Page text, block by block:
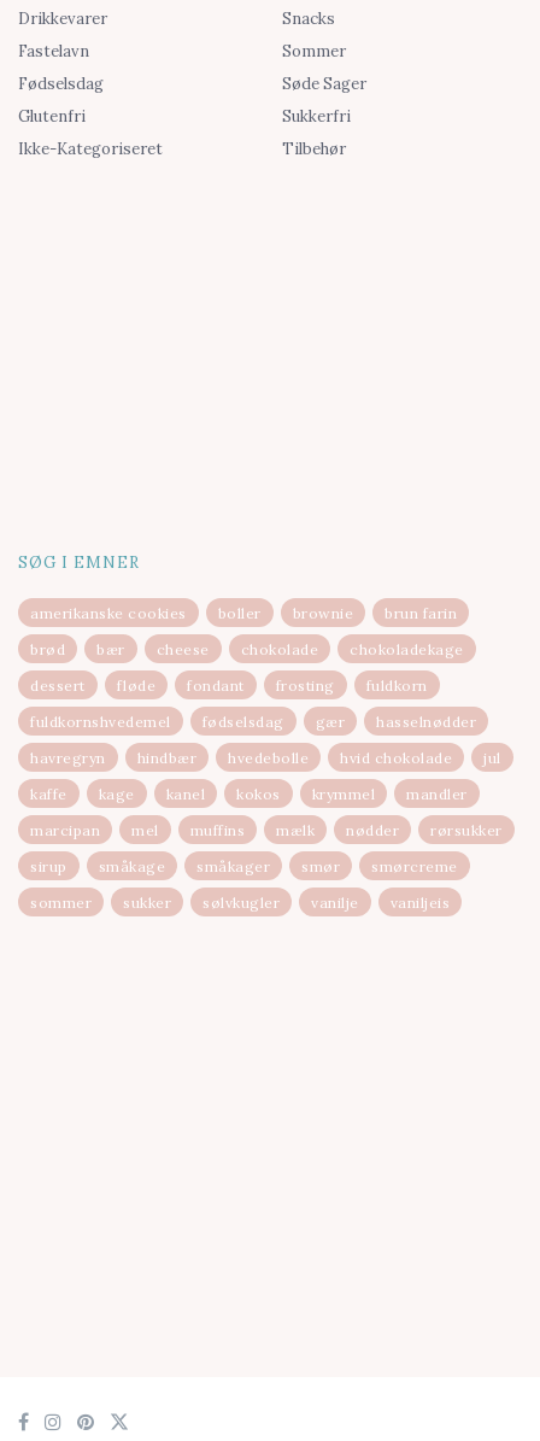
Drikkevarer
Fastelavn
Fødselsdag
Glutenfri
Ikke-Kategoriseret
Snacks
Sommer
Søde Sager
Sukkerfri
Tilbehør
SØG I EMNER
amerikanske cookies boller brownie
brun farin
brød
bær cheese chokolade
chokoladekage
dessert
fløde fondant frosting
fuldkorn
fuldkornshvedemel
fødselsdag gær
hasselnødder
havregryn
hindbær hvedebolle hvid chokolade
jul
kaffe
kage kanel kokos krymmel
mandler
marcipan
mel muffins mælk nødder
rørsukker
sirup
småkage småkager smør
smørcreme
sommer
sukker sølvkugler vanilje vaniljeis